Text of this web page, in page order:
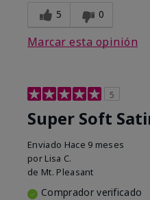
5 0
Marcar esta opinión
5
Super Soft
Enviado Hace 9 meses
por Lisa C.
de Mt. Pleasant
Comprador verificado